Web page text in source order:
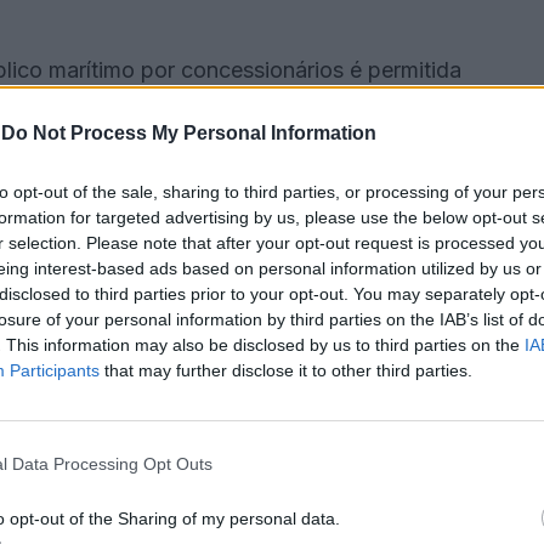
Do Not Process My Personal Information
opt-out of the sale, sharing to third parties, or processing of your
for targeted advertising by us, please use the below opt-out
selection. Please note that after your opt-out request is processed
interest-based ads based on personal information utilized by us
to third parties prior to your opt-out. You may separately
of your personal information by third parties on the IAB’s list of
This information may also be disclosed by us to third parties on the
Participants that may further disclose it to other third parties.
Data Processing Opt Outs
opt-out of the Sharing of my personal data.
marítimo por concessionários é permitida
sublinha que essas áreas estão sujeitas aos
licenças, consoante as características
territorial e as determinações das autoridades.
do domínio público marítimo nas praias
da Orla Costeira e os Regulamentos de Gestão
a ocupação das praias por apoios balneares,
sendo que estas ocupações “não podem
de praia”.
do domínio público marítimo considera, entre
ao parecer da APA e ponderando as
explicando que a ocupação privativa do